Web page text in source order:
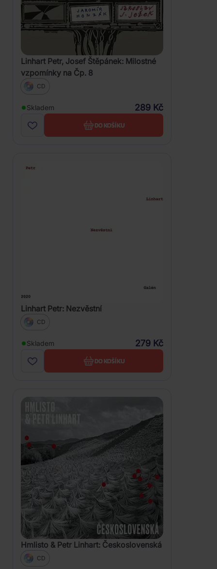
Linhart Petr, Josef Štěpánek: Milostné
vzpomínky na Čp. 8
CD
Skladem 289 Kč
DO KOŠÍKU
Linhart Petr: Nezvěstní
CD
Skladem 279 Kč
DO KOŠÍKU
Hmlisto & Petr Linhart: Československá
CD